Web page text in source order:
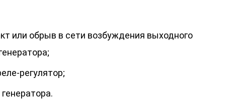
или обрыв в сети возбуждения выходного
регулятор;